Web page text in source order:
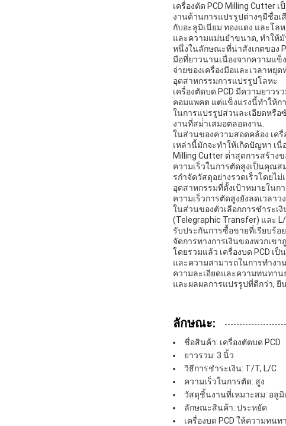
เครื่องตัด PCD Milling Cutter
งานด้านการแปรรูปต่างๆมีชื่อเ
กับอะลูมิเนียม ทองแดง และโ
และความแม่นยําขนาด, ทําให้
หนึ่งในลักษณะที่น่าสังเกตของ
มือที่ยาวนานเนื่องจากความแ
จ่ายของเครื่องมือและเวลาหยุ
อุตสาหกรรมการแปรรูปโลหะ
เครื่องตัดบด PCD มีความยาว
คอมแพคต แต่แข็งแรงนี้ทําให้ก
ในการแปรรูปส่วนละเอียดหรือ
งานที่สม่ําเสมอตลอดงาน.
ในส่วนของความสอดคล้อง เครื่
เหล่านี้มักจะทําให้เกิดปัญหา เ
Milling Cutter ต่ําสุดการสร้า
ความเร็วในการตัดสูงเป็นคุณส
รกําจัดวัสดุอย่างรวดเร็วโดยไ
อุตสาหกรรมที่ตั้งเป้าหมายใน
ความเร็วการตัดสูงยังลดเวลา
ในส่วนของตัวเลือกการชําระเ
(Telegraphic Transfer) และ
รับประกันการซื้อขายที่เรียบร้อ
จัดการทางการเงินของพวกเข
โดยรวมแล้ว เครื่องบด PCD
และความสามารถในการทํางา
ความละเอียดและความทนทาน
และผลผลการแปรรูปที่ดีกว่า,
ลักษณะ:
ชื่อสินค้า: เครื่องตัดบด PCD
ยาวรวม: 3 นิ้ว
วิธีการชําระเงิน: T/T, L/C
ความเร็วในการตัด: สูง
วัสดุชิ้นงานที่เหมาะสม: อลูมิ
ลักษณะสินค้า: ประหยัด
เครื่องบด PCD ให้ความทน